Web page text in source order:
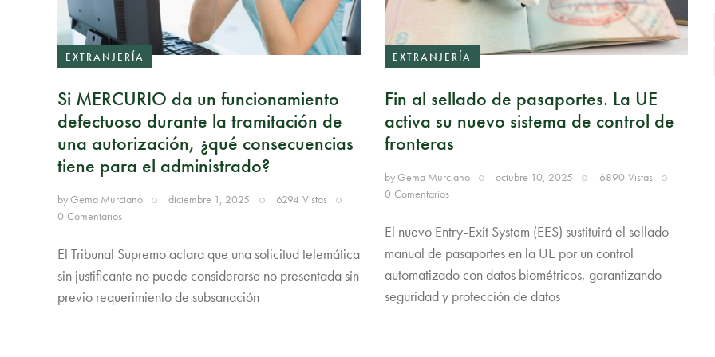
EXTRANJERÍA
Si MERCURIO da un funcionamiento
defectuoso durante la tramitación de
una autorización, ¿qué consecuencias
tiene para el administrado?
byGema Murciano diciembre 1, 2025 6294 Vistas
0 Comentarios
El Tribunal Supremo aclara que una solicitud telemática
sin justificante no puede considerarse no presentada sin
previo requerimiento de subsanación
EXTRANJERÍA
Fin al sellado de pasaportes. La UE
activa su nuevo sistema de control de
fronteras
byGema Murciano octubre 10, 2025 6890 Vistas
0 Comentarios
El nuevo Entry-Exit System (EES) sustituirá el sellado
manual de pasaportes en la UE por un control
automatizado con datos biométricos, garantizando
seguridad y protección de datos